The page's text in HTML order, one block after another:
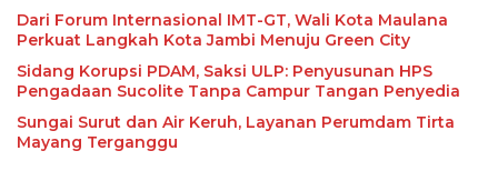
Dari Forum Internasional IMT-GT, Wali Kota Maulana
Perkuat Langkah Kota Jambi Menuju Green City
Sidang Korupsi PDAM, Saksi ULP: Penyusunan HPS
Pengadaan Sucolite Tanpa Campur Tangan Penyedia
Sungai Surut dan Air Keruh, Layanan Perumdam Tirta
Mayang Terganggu